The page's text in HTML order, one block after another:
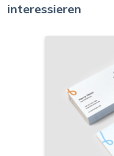
interessieren